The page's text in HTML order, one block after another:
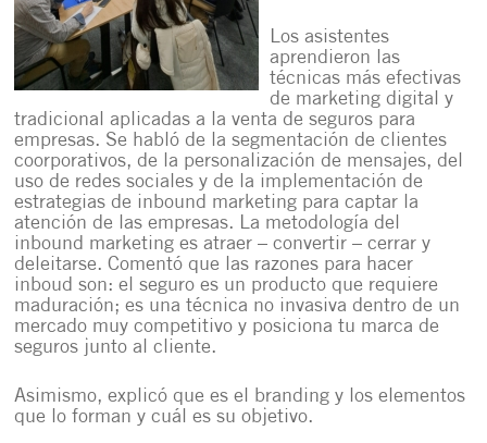
Los asistentes
aprendieron las
técnicas más efectivas
de marketing digital y
tradicional aplicadas a la venta de seguros para
empresas. Se habló de la segmentación de clientes
coorporativos, de la personalización de mensajes, del
uso de redes sociales y de la implementación de
estrategias de inbound marketing para captar la
atención de las empresas. La metodología del
inbound marketing es atraer – convertir – cerrar y
deleitarse. Comentó que las razones para hacer
inboud son: el seguro es un producto que requiere
maduración; es una técnica no invasiva dentro de un
mercado muy competitivo y posiciona tu marca de
seguros junto al cliente.
Asimismo, explicó que es el branding y los elementos
que lo forman y cuál es su objetivo.